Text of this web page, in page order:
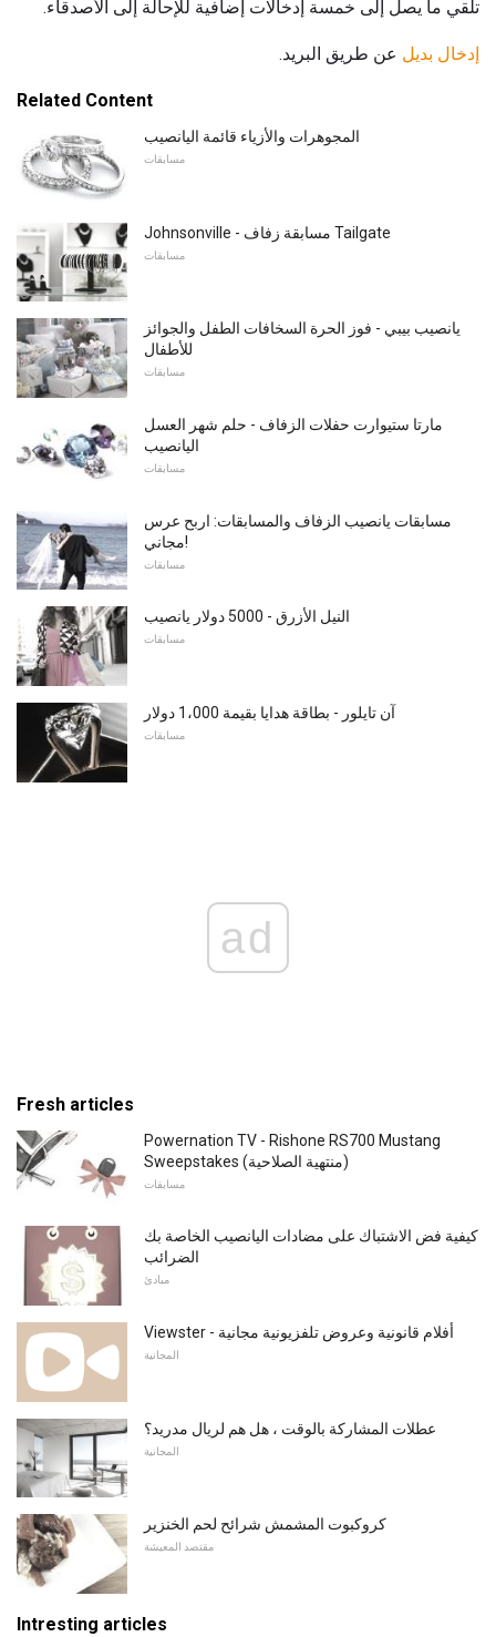
تلقي ما يصل إلى خمسة إدخالات إضافية للإحالة إلى الأصدقاء.
إدخال بديل عن طريق البريد.
Related Content
المجوهرات والأزياء قائمة اليانصيب
مسابقات
Johnsonville - مسابقة زفاف Tailgate
مسابقات
يانصيب بيبي - فوز الحرة السخافات الطفل والجوائز
للأطفال
مسابقات
مارتا ستيوارت حفلات الزفاف - حلم شهر العسل
اليانصيب
مسابقات
مسابقات يانصيب الزفاف والمسابقات: اربح عرس
مجاني!
مسابقات
النيل الأزرق - 5000 دولار يانصيب
مسابقات
آن تايلور - بطاقة هدايا بقيمة 1،000 دولار
مسابقات
ad
Fresh articles
Powernation TV - Rishone RS700 Mustang
Sweepstakes (منتهية الصلاحية)
مسابقات
كيفية فض الاشتباك على مضادات اليانصيب الخاصة بك
الضرائب
مبادئ
Viewster - أفلام قانونية وعروض تلفزيونية مجانية
المجانية
عطلات المشاركة بالوقت ، هل هم لريال مدريد؟
المجانية
كروكبوت المشمش شرائح لحم الخنزير
مقتصد المعيشة
Intresting articles